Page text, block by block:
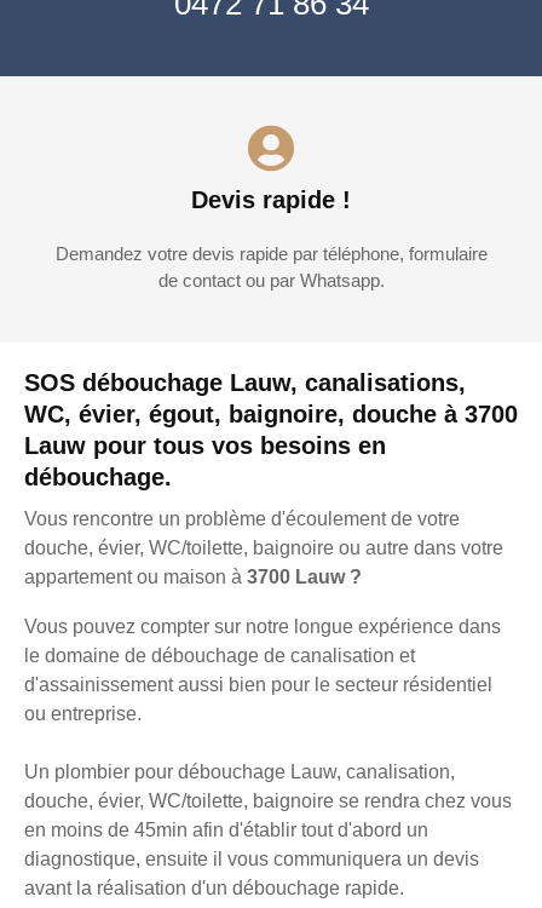
SOS débouchage Lauw, canalisations,
WC, évier, égout, baignoire, douche à 3700
Lauw pour tous vos besoins en
débouchage.
Vous rencontre un problème d'écoulement de votre
douche, évier, WC/toilette, baignoire ou autre dans votre
appartement ou maison à 3700 Lauw ?
Vous pouvez compter sur notre longue expérience dans
le domaine de débouchage de canalisation et
d'assainissement aussi bien pour le secteur résidentiel
ou entreprise.
Un plombier pour débouchage Lauw, canalisation,
douche, évier, WC/toilette, baignoire se rendra chez vous
en moins de 45min afin d'établir tout d'abord un
diagnostique, ensuite il vous communiquera un devis
avant la réalisation d'un débouchage rapide.
Devis rapide !
Demandez votre devis rapide par téléphone, formulaire
de contact ou par Whatsapp.